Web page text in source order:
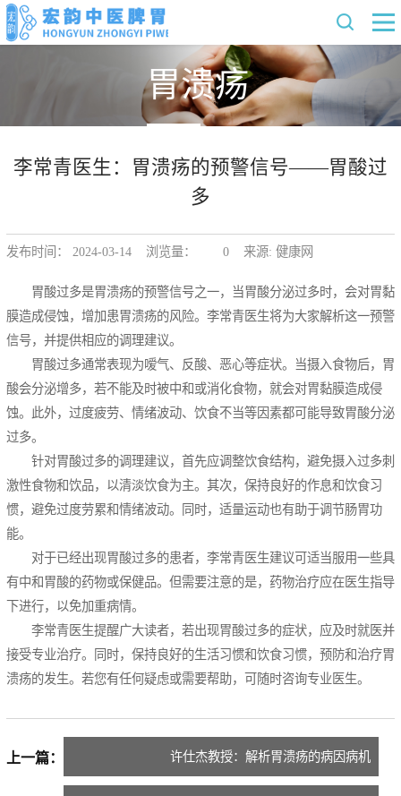
胃溃疡
李常青医生：胃溃疡的预警信号——胃酸过
多
发布时间： 2024-03-14 浏览量： 0来源: 健康网
胃酸过多是胃溃疡的预警信号之一，当胃酸分泌过多时，会对胃黏
膜造成侵蚀，增加患胃溃疡的风险。李常青医生将为大家解析这一预警
信号，并提供相应的调理建议。
胃酸过多通常表现为嗳气、反酸、恶心等症状。当摄入食物后，胃
酸会分泌增多，若不能及时被中和或消化食物，就会对胃黏膜造成侵
蚀。此外，过度疲劳、情绪波动、饮食不当等因素都可能导致胃酸分泌
过多。
针对胃酸过多的调理建议，首先应调整饮食结构，避免摄入过多刺
激性食物和饮品，以清淡饮食为主。其次，保持良好的作息和饮食习
惯，避免过度劳累和情绪波动。同时，适量运动也有助于调节肠胃功
能。
对于已经出现胃酸过多的患者，李常青医生建议可适当服用一些具
有中和胃酸的药物或保健品。但需要注意的是，药物治疗应在医生指导
下进行，以免加重病情。
李常青医生提醒广大读者，若出现胃酸过多的症状，应及时就医并
接受专业治疗。同时，保持良好的生活习惯和饮食习惯，预防和治疗胃
溃疡的发生。若您有任何疑虑或需要帮助，可随时咨询专业医生。
上一篇： 许仕杰教授：解析胃溃疡的病因病机